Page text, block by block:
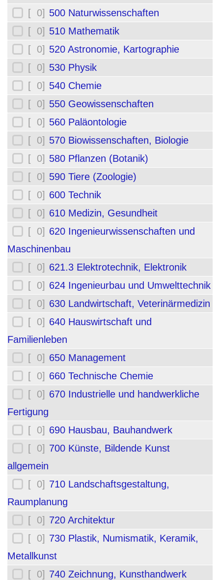
[ 0] 500 Naturwissenschaften
[ 0] 510 Mathematik
[ 0] 520 Astronomie, Kartographie
[ 0] 530 Physik
[ 0] 540 Chemie
[ 0] 550 Geowissenschaften
[ 0] 560 Paläontologie
[ 0] 570 Biowissenschaften, Biologie
[ 0] 580 Pflanzen (Botanik)
[ 0] 590 Tiere (Zoologie)
[ 0] 600 Technik
[ 0] 610 Medizin, Gesundheit
[ 0] 620 Ingenieurwissenschaften und
Maschinenbau
[ 0] 621.3 Elektrotechnik, Elektronik
[ 0] 624 Ingenieurbau und Umwelttechnik
[ 0] 630 Landwirtschaft, Veterinärmedizin
[ 0] 640 Hauswirtschaft und
Familienleben
[ 0] 650 Management
[ 0] 660 Technische Chemie
[ 0] 670 Industrielle und handwerkliche
Fertigung
[ 0] 690 Hausbau, Bauhandwerk
[ 0] 700 Künste, Bildende Kunst
allgemein
[ 0] 710 Landschaftsgestaltung,
Raumplanung
[ 0] 720 Architektur
[ 0] 730 Plastik, Numismatik, Keramik,
Metallkunst
[ 0] 740 Zeichnung, Kunsthandwerk